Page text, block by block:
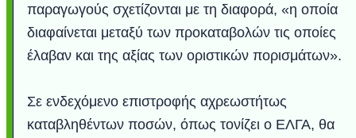
παραγωγούς σχετίζονται με τη διαφορά, «η οποία
διαφαίνεται μεταξύ των προκαταβολών τις οποίες
έλαβαν και της αξίας των οριστικών πορισμάτων».
Σε ενδεχόμενο επιστροφής αχρεωστήτως
καταβληθέντων ποσών, όπως τονίζει ο ΕΛΓΑ, θα